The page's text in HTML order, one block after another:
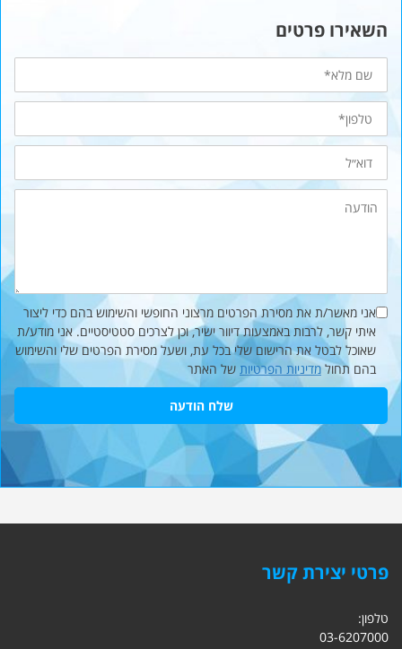
השאירו פרטים
שם
מלא
טלפון*
דוא״ל
הודעה
אני מאשר/ת את מסירת הפרטים מרצוני החופשי והשימוש בהם כדי ליצור
איתי קשר, לרבות באמצעות דיוור ישיר, וכן לצרכים סטטיסטיים. אני מודע/ת
שאוכל לבטל את הרישום שלי בכל עת, ושעל מסירת הפרטים שלי והשימוש
בהם תחול מדיניות הפרטיות של האתר
שלח הודעה
פרטי יצירת קשר
טלפון:
03-6207000